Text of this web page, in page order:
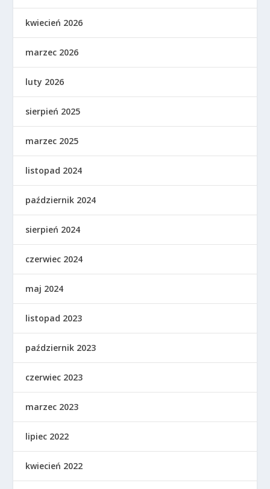
kwiecień 2026
marzec 2026
luty 2026
sierpień 2025
marzec 2025
listopad 2024
październik 2024
sierpień 2024
czerwiec 2024
maj 2024
listopad 2023
październik 2023
czerwiec 2023
marzec 2023
lipiec 2022
kwiecień 2022